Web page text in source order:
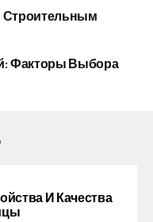
Факторы Выбора
И Качества